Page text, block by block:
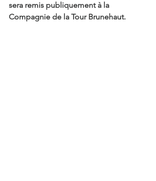
sera remis publiquement à la
Compagnie de la Tour Brunehaut.